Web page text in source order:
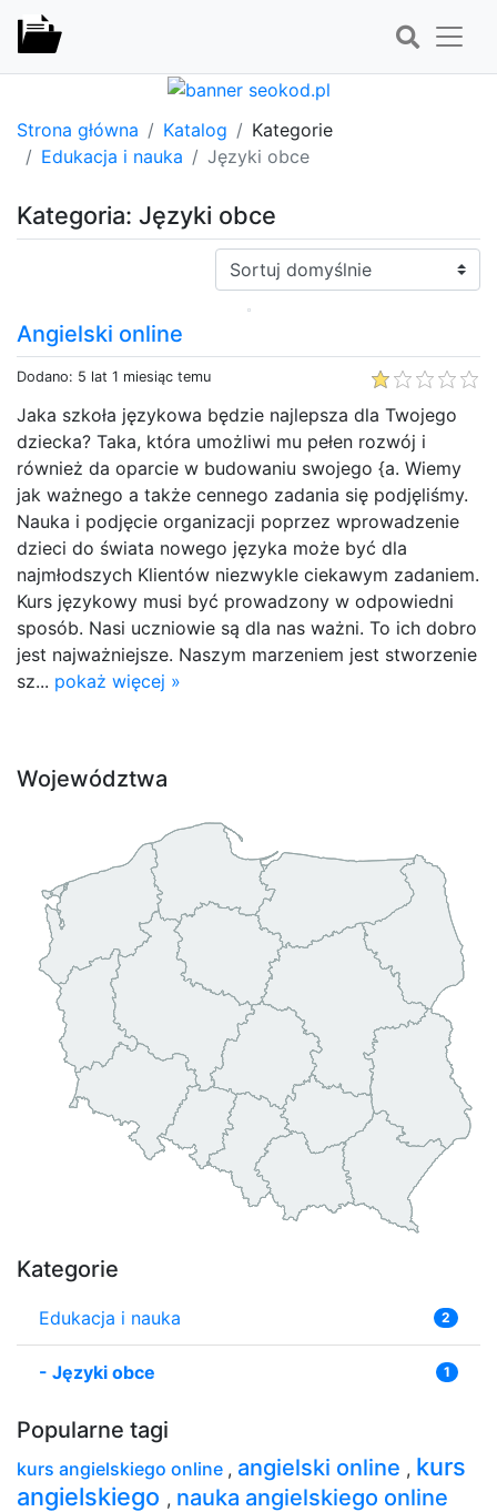
Strona główna Katalog
Kategorie
Edukacja i nauka
Języki obce
Kategoria: Języki obce
Sortuj:
Angielski online
Dodano: 5 lat 1 miesiąc temu
Jaka szkoła językowa będzie najlepsza dla Twojego
dziecka? Taka, która umożliwi mu pełen rozwój i
również da oparcie w budowaniu swojego {a. Wiemy
jak ważnego a także cennego zadania się podjęliśmy.
Nauka i podjęcie organizacji poprzez wprowadzenie
dzieci do świata nowego języka może być dla
najmłodszych Klientów niezwykle ciekawym zadaniem.
Kurs językowy musi być prowadzony w odpowiedni
sposób. Nasi uczniowie są dla nas ważni. To ich dobro
jest najważniejsze. Naszym marzeniem jest stworzenie
sz... pokaż więcej »
Województwa
Kategorie
Edukacja i nauka 2
- Języki obce 1
Popularne tagi
kurs angielskiego online , angielski online , kurs
angielskiego , nauka angielskiego online